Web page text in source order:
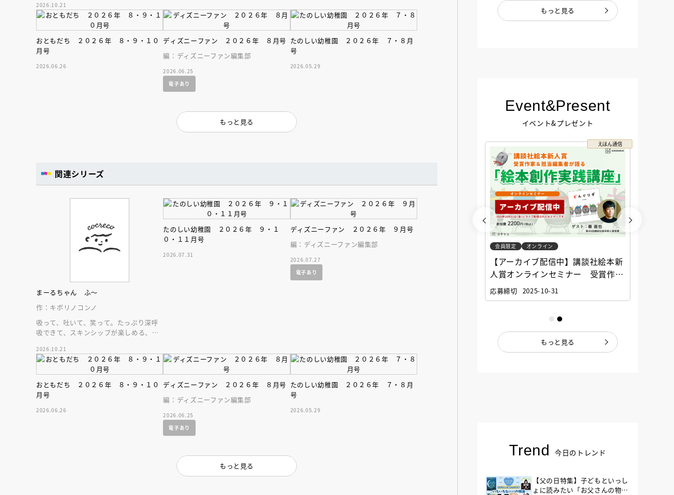
ーストブック。
2026.10.21
おともだち ２０２６年 ８・９・１０
月号
2026.06.26
ディズニーファン ２０２６年 ８月号
編：ディズニーファン編集部
2026.06.25
電子あり
たのしい幼稚園 ２０２６年 ７・８月
号
2026.05.29
もっと見る
関連シリーズ
まーるちゃん ふ～
作：キボリノコンノ
吸って、吐いて、笑って。たっぷり深呼
吸できて、スキンシップが楽しめる、大
ーストブック。
2026.10.21
たのしい幼稚園 ２０２６年 ９・１
０・１１月号
2026.07.31
ディズニーファン ２０２６年 ９月号
編：ディズニーファン編集部
2026.07.27
電子あり
おともだち ２０２６年 ８・９・１０
月号
2026.06.26
ディズニーファン ２０２６年 ８月号
編：ディズニーファン編集部
2026.06.25
電子あり
たのしい幼稚園 ２０２６年 ７・８月
号
2026.05.29
もっと見る
もっと見る
Event&Present
イベント&プレゼント
【アーカイブ配信中】講談社絵本新
人賞オンラインセミナー 受賞作家
会員限定 オンライン
えほん通信
会員限定 オンライン
【アーカイブ配信中】講談社絵本新
人賞オンラインセミナー 受賞作家
と担当編集者が語る「絵本創作実践
講座」
応募締切 2025-10-31
もっと見る
Trend 今日のトレンド
【父の日特集】子どもといっし
ょに読みたい「お父さんの物